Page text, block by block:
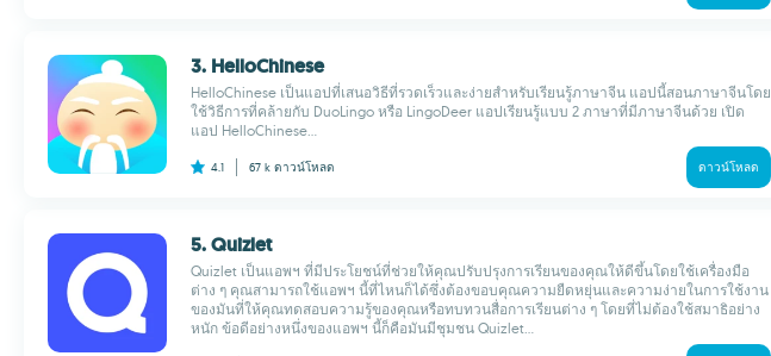
3. HelloChinese
HelloChinese เป็นแอปที่เสนอวิธีที่รวดเร็วและง่ายสำหรับเรียนรู้ภาษาจีน แอปนี้สอนภาษาจีนโดย
ใช้วิธีการที่คล้ายกับ DuoLingo หรือ LingoDeer แอปเรียนรู้แบบ 2 ภาษาที่มีภาษาจีนด้วย เปิด
แอป HelloChinese...
4.1 67 k ดาวน์โหลด ดาวน์โหลด
5. Quizlet
Quizlet เป็นแอพฯ ที่มีประโยชน์ที่ช่วยให้คุณปรับปรุงการเรียนของคุณให้ดีขึ้นโดยใช้เครื่องมือ
ต่าง ๆ คุณสามารถใช้แอพฯ นี้ที่ไหนก็ได้ซึ่งต้องขอบคุณความยืดหยุ่นและความง่ายในการใช้งาน
ของมันที่ให้คุณทดสอบความรู้ของคุณหรือทบทวนสื่อการเรียนต่าง ๆ โดยที่ไม่ต้องใช้สมาธิอย่าง
หนัก ข้อดีอย่างหนึ่งของแอพฯ นี้ก็คือมันมีชุมชน Quizlet...